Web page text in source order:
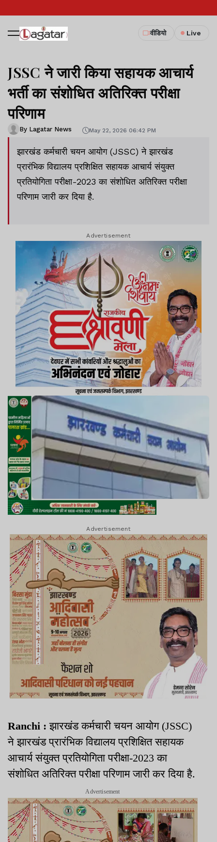
वीडियो Live
JSSC ने जारी किया सहायक आचार्य
भर्ती का संशोधित अतिरिक्त परीक्षा
परिणाम
By Lagatar News May 22, 2026 06:42 PM
झारखंड कर्मचारी चयन आयोग (JSSC) ने झारखंड
प्रारंभिक विद्यालय प्रशिक्षित सहायक आचार्य संयुक्त
प्रतियोगिता परीक्षा-2023 का संशोधित अतिरिक्त परीक्षा
परिणाम जारी कर दिया है.
Advertisement
Advertisement
Ranchi : झारखंड कर्मचारी चयन आयोग (JSSC)
ने झारखंड प्रारंभिक विद्यालय प्रशिक्षित सहायक
आचार्य संयुक्त प्रतियोगिता परीक्षा-2023 का
संशोधित अतिरिक्त परीक्षा परिणाम जारी कर दिया है.
Advertisement